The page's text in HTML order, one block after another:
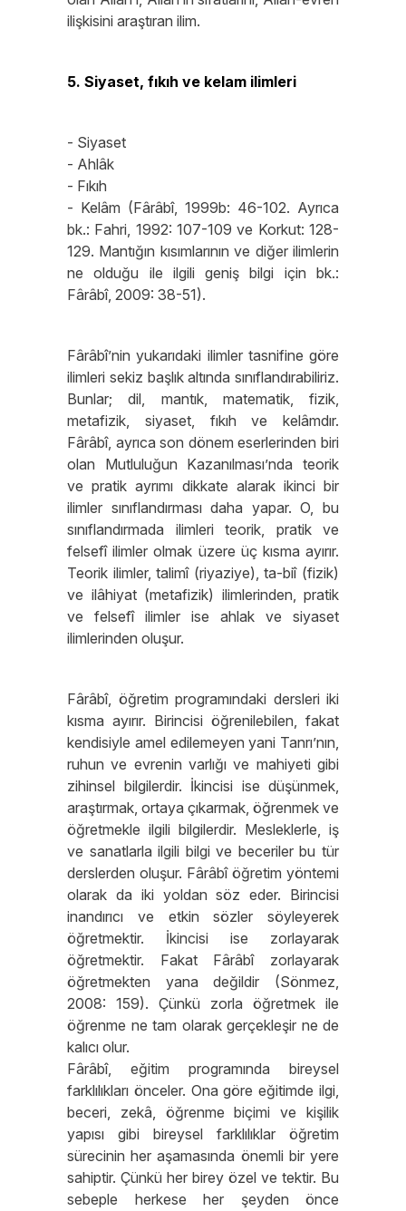
ilişkisini araştıran ilim.
5. Siyaset, fıkıh ve kelam ilimleri
- Siyaset
- Ahlâk
- Fıkıh
- Kelâm (Fârâbî, 1999b: 46-102. Ayrıca
bk.: Fahri, 1992: 107-109 ve Korkut: 128-
129. Mantığın kısımlarının ve diğer ilimlerin
ne olduğu ile ilgili geniş bilgi için bk.:
Fârâbî, 2009: 38-51).
Fârâbî’nin yukarıdaki ilimler tasnifine göre
ilimleri sekiz başlık altında sınıflandırabiliriz.
Bunlar; dil, mantık, matematik, fizik,
metafizik, siyaset, fıkıh ve kelâmdır.
Fârâbî, ayrıca son dönem eserlerinden biri
olan Mutluluğun Kazanılması’nda teorik
ve pratik ayrımı dikkate alarak ikinci bir
ilimler sınıflandırması daha yapar. O, bu
sınıflandırmada ilimleri teorik, pratik ve
felsefî ilimler olmak üzere üç kısma ayırır.
Teorik ilimler, talimî (riyaziye), ta-biî (fizik)
ve ilâhiyat (metafizik) ilimlerinden, pratik
ve felsefî ilimler ise ahlak ve siyaset
ilimlerinden oluşur.
Fârâbî, öğretim programındaki dersleri iki
kısma ayırır. Birincisi öğrenilebilen, fakat
kendisiyle amel edilemeyen yani Tanrı’nın,
ruhun ve evrenin varlığı ve mahiyeti gibi
zihinsel bilgilerdir. İkincisi ise düşünmek,
araştırmak, ortaya çıkarmak, öğrenmek ve
öğretmekle ilgili bilgilerdir. Mesleklerle, iş
ve sanatlarla ilgili bilgi ve beceriler bu tür
derslerden oluşur. Fârâbî öğretim yöntemi
olarak da iki yoldan söz eder. Birincisi
inandırıcı ve etkin sözler söyleyerek
öğretmektir. İkincisi ise zorlayarak
öğretmektir. Fakat Fârâbî zorlayarak
öğretmekten yana değildir (Sönmez,
2008: 159). Çünkü zorla öğretmek ile
öğrenme ne tam olarak gerçekleşir ne de
kalıcı olur.
Fârâbî, eğitim programında bireysel
farklılıkları önceler. Ona göre eğitimde ilgi,
beceri, zekâ, öğrenme biçimi ve kişilik
yapısı gibi bireysel farklılıklar öğretim
sürecinin her aşamasında önemli bir yere
sahiptir. Çünkü her birey özel ve tektir. Bu
sebeple herkese her şeyden önce